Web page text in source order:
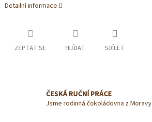
Detailní informace
ZEPTAT SE HLÍDAT SDÍLET
ČESKÁ RUČNÍ PRÁCE
Jsme rodinná čokoládovna z Moravy